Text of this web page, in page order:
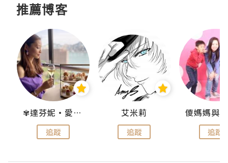
推薦博客
✾達芬妮•愛孩子•愛生活✾
追蹤
艾米莉
追蹤 追蹤